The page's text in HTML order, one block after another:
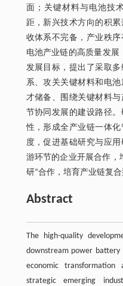
面；关键材料与电池技
距，新兴技术方向的积
收体系不完备，产业秩
电池产业链的高质量发展
发展目标，提出了采取
系、攻关关键材料和电
才储备、围绕关键材料
节协同发展的建设路径
性，形成全产业链一体
度，促进基础研究与应
游环节的企业开展合作，
研”合作，培育产业链复合
Abstract
The high-quality
downstream power battery
economic
strategic emerging